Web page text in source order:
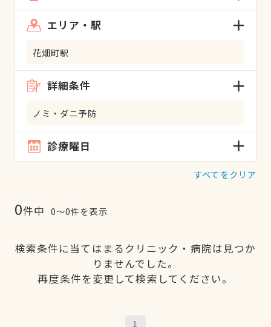
エリア・駅
花畑町駅
詳細条件
ノミ・ダニ予防
診療曜日
すべてをクリア
0件中 0〜0件を表示
検索条件に当てはまるクリニック・病院は見つか
りませんでした。
再度条件を変更して検索してください。
1